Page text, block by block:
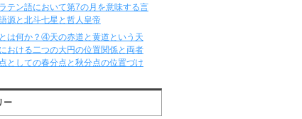
テン語において第7の月を意味する言
源と北斗七星と哲人皇帝
は何か？④天の赤道と黄道という天
おける二つの大円の位置関係と両者
としての春分点と秋分点の位置づけ
ー